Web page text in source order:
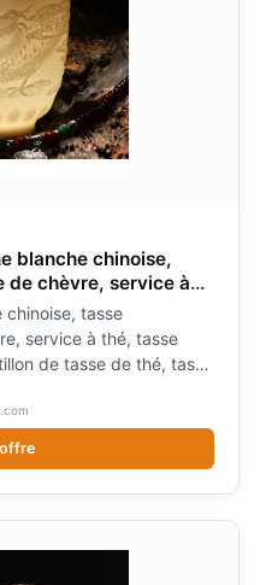
blanche chinoise,
de chèvre, service à
échantillon de
Kung Fu
chinoise, tasse
service à thé, tasse
de tasse de thé, tasse